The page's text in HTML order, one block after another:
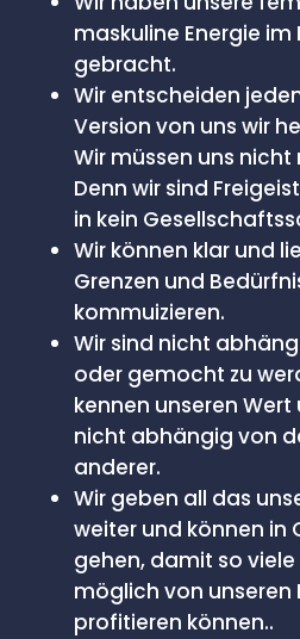
maskuline Energie im
gebracht.
Wir entscheiden
Version von uns wir
Wir müssen uns
Denn wir sind
in kein
Wir können klar und
Grenzen und
kommuizieren.
Wir sind nicht
oder gemocht zu
kennen unseren Wert
nicht abhängig von
anderer.
Wir geben all das
weiter und können in
gehen, damit so viele
möglich von unseren
profitieren können..